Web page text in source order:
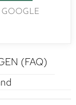
GOOGLE
(FAQ)